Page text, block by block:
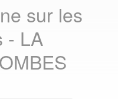
sur les
- LA